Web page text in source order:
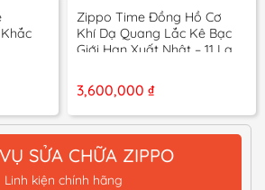
Zippo Time Đồng Hồ Cơ
Khí Dạ Quang Lắc Kê Bạc
Giới Hạn Xuất Nhật – 11 La
3,600,000 ₫
SỬA CHỮA ZIPPO
Linh kiện chính hãng